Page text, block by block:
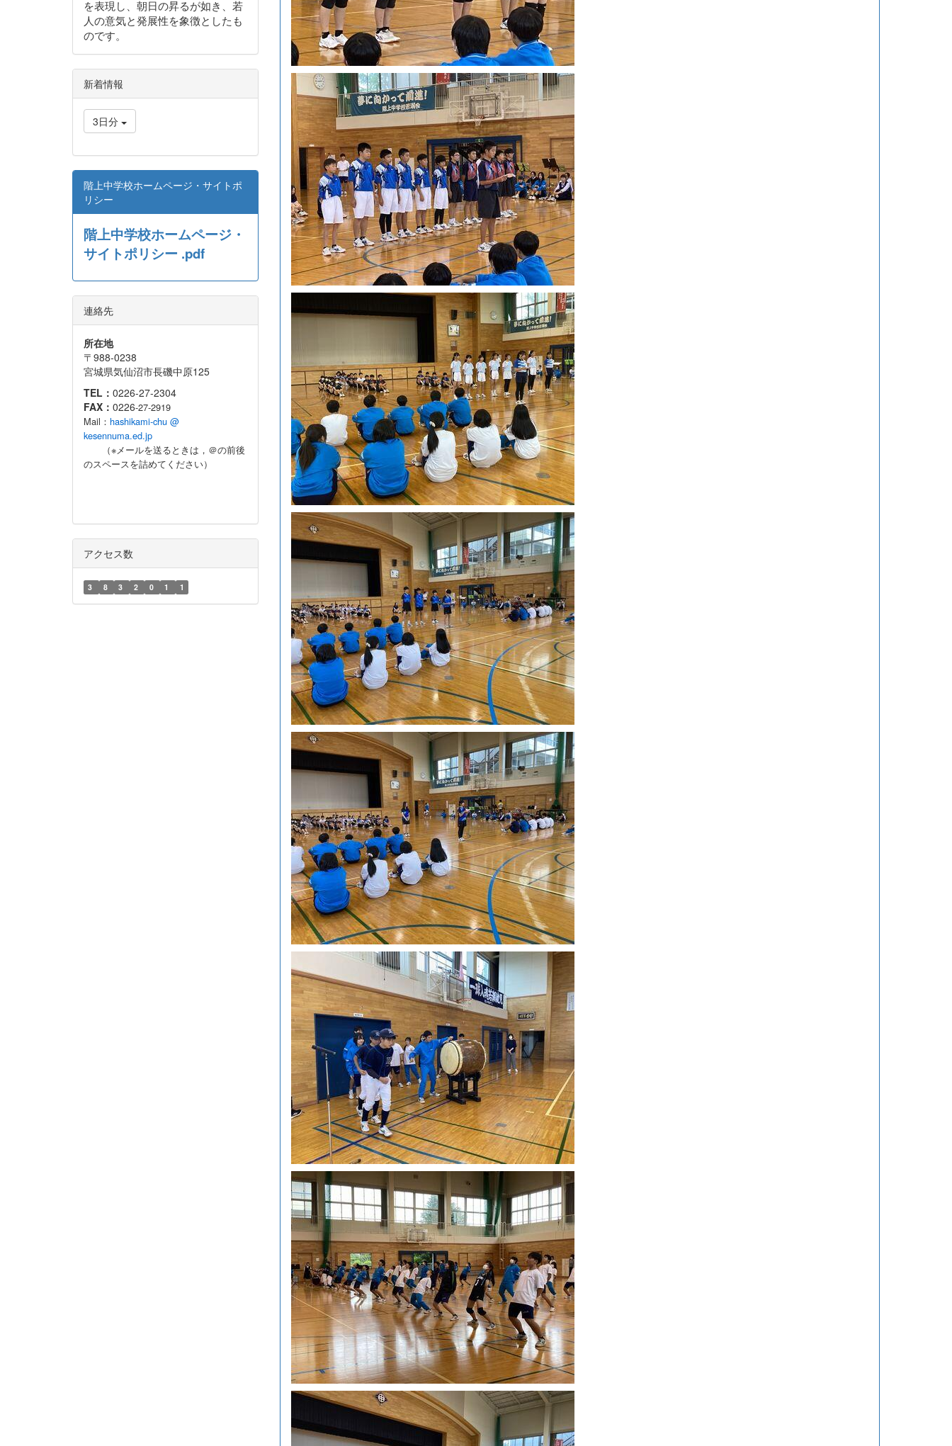
を表現し、朝日の昇るが如き、若
人の意気と発展性を象徴としたも
のです。
新着情報
3日分
階上中学校ホームページ・サイトポ
リシー
階上中学校ホームページ・
サイトポリシー .pdf
連絡先
所在地
〒988-0238
宮城県気仙沼市長磯中原125
TEL： 0226-27-2304
FAX： 0226-27-2919
Mail： hashikami-chu @
kesennuma.ed.jp
（※メールを送るときは，＠の前後
のスペースを詰めてください）
アクセス数
3 8 3 2 0 1 1